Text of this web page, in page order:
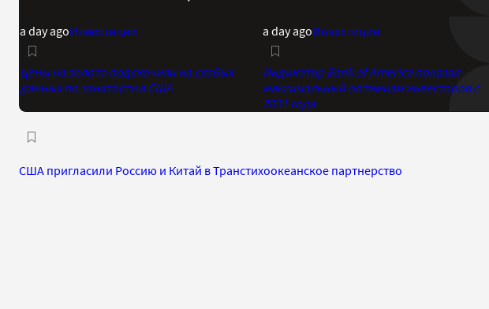
a day agoИнвестиции
Цены на золото подскочили на слабых
данных по занятости в США
a day agoИнвестиции
Индикатор Bank of America показал
максимальный оптимизм инвесторов с
2021 года
США пригласили Россию и Китай в Транстихоокеанское партнерство